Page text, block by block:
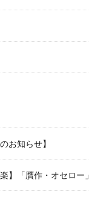
お知らせ】
】「贋作・オセロー」